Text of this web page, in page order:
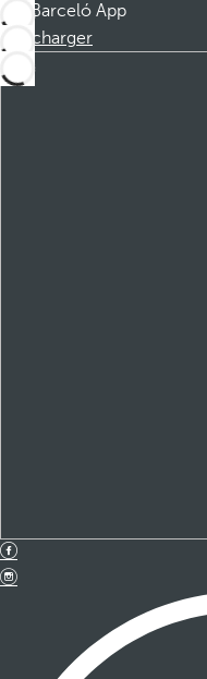
Barceló App
Télécharger